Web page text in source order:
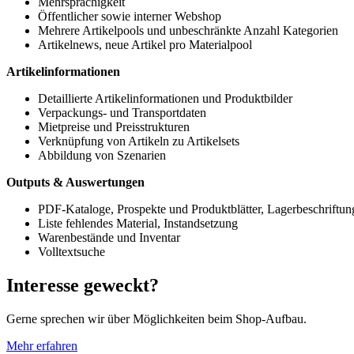
Öffentlicher sowie interner Webshop
Mehrere Artikelpools und unbeschränkte Anzahl Kategorien
Artikelnews, neue Artikel pro Materialpool
Artikelinformationen
Detaillierte Artikelinformationen und Produktbilder
Verpackungs- und Transportdaten
Mietpreise und Preisstrukturen
Verknüpfung von Artikeln zu Artikelsets
Abbildung von Szenarien
Outputs & Auswertungen
PDF-Kataloge, Prospekte und Produktblätter,
Liste fehlendes Material, Instandsetzung
Warenbestände und Inventar
Volltextsuche
Interesse geweckt?
Gerne sprechen wir über Möglichkeiten beim Shop-Aufbau.
Mehr erfahren